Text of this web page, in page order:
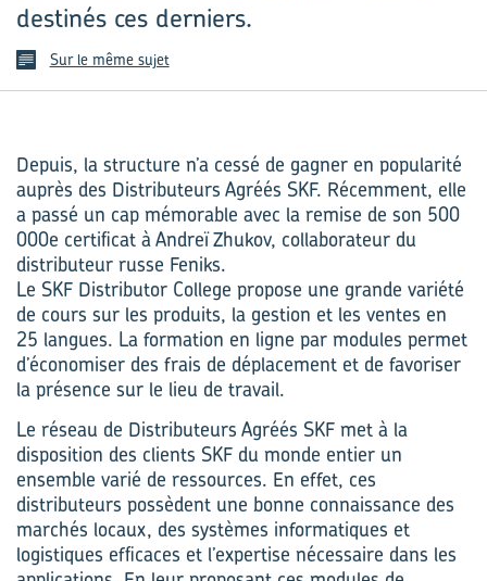
destinés ces derniers.
Sur le même sujet
Depuis, la structure n’a cessé de gagner en popularité
auprès des Distributeurs Agréés SKF. Récemment, elle
a passé un cap mémorable avec la remise de son 500
000e certificat à Andreï Zhukov, collaborateur du
distributeur russe Feniks.
Le SKF Distributor College propose une grande variété
de cours sur les produits, la gestion et les ventes en
25 langues. La formation en ligne par modules permet
d’économiser des frais de déplacement et de favoriser
la présence sur le lieu de travail.
Le réseau de Distributeurs Agréés SKF met à la
disposition des clients SKF du monde entier un
ensemble varié de ressources. En effet, ces
distributeurs possèdent une bonne connaissance des
marchés locaux, des systèmes informatiques et
logistiques efficaces et l’expertise nécessaire dans les